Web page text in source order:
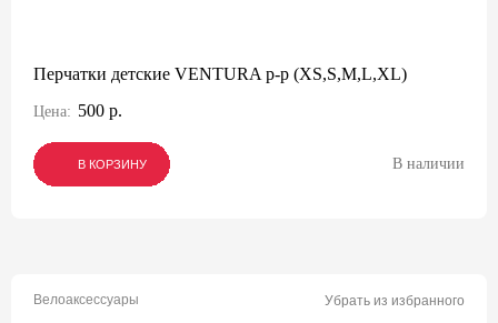
Перчатки детские VENTURA р-р (XS,S,M,L,XL)
Цена: 500 р.
В КОРЗИНУ
В КОРЗИНУ
В КОРЗИНУ В наличии
Велоаксессуары Убрать из избранного